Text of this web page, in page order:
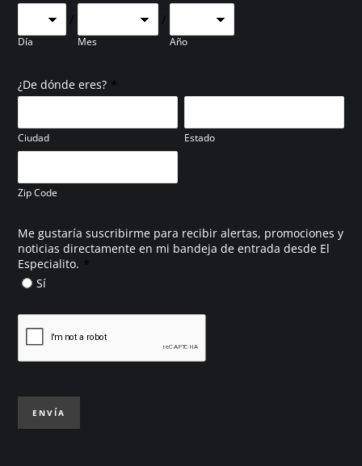
Día
/
Mes
/
Año
¿De dónde eres? *
Ciudad Estado
Zip Code
Me gustaría suscribirme para recibir alertas, promociones y
noticias directamente en mi bandeja de entrada desde El
Especialito. *
Sí
ENVÍA